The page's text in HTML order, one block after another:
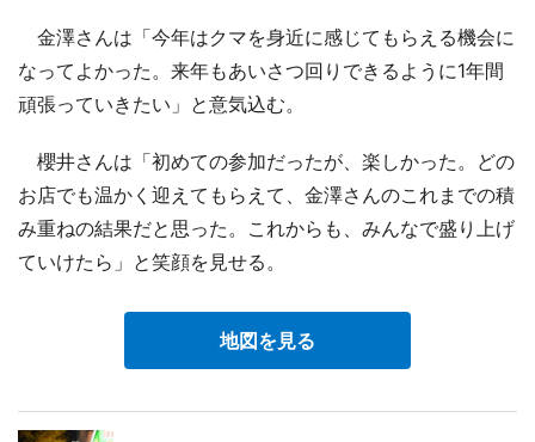
金澤さんは「今年はクマを身近に感じてもらえる機会に
なってよかった。来年もあいさつ回りできるように1年間
頑張っていきたい」と意気込む。
櫻井さんは「初めての参加だったが、楽しかった。どの
お店でも温かく迎えてもらえて、金澤さんのこれまでの積
み重ねの結果だと思った。これからも、みんなで盛り上げ
ていけたら」と笑顔を見せる。
地図を見る